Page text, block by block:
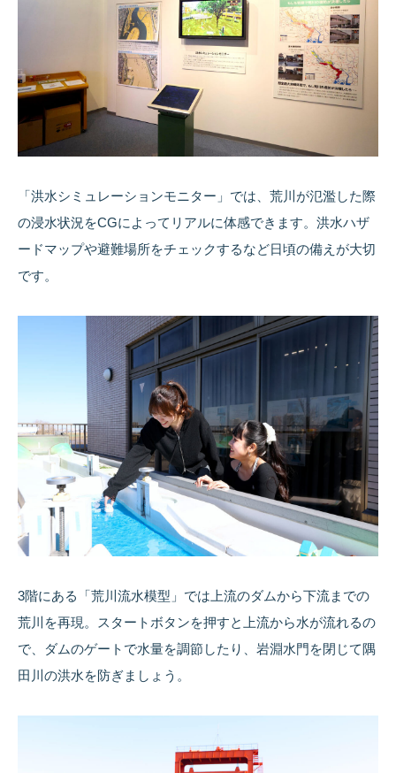
「洪水シミュレーションモニター」では、荒川が氾濫した際
の浸水状況をCGによってリアルに体感できます。洪水ハザ
ードマップや避難場所をチェックするなど日頃の備えが大切
です。
3階にある「荒川流水模型」では上流のダムから下流までの
荒川を再現。スタートボタンを押すと上流から水が流れるの
で、ダムのゲートで水量を調節したり、岩淵水門を閉じて隅
田川の洪水を防ぎましょう。